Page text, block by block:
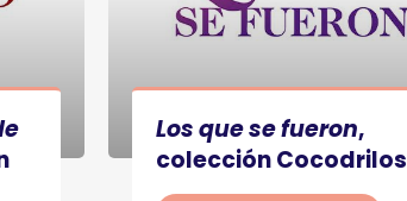
Los que se fueron,
colección Cocodrilos